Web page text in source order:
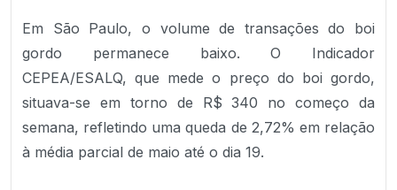
Em São Paulo, o volume de transações do boi
gordo permanece baixo. O Indicador
CEPEA/ESALQ, que mede o preço do boi gordo,
situava-se em torno de R$ 340 no começo da
semana, refletindo uma queda de 2,72% em relação
à média parcial de maio até o dia 19.